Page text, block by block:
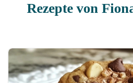
Rezepte von